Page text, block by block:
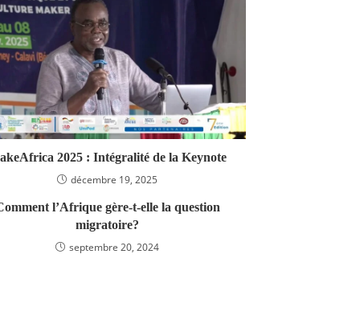
2025 : Intégralité de la Keynote
décembre 19, 2025
l’Afrique gère-t-elle la question
migratoire?‬‬‬‬‬‬‬‬‬‬‬‬
septembre 20, 2024